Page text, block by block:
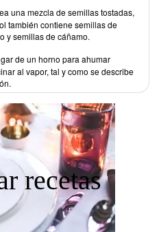
una mezcla de semillas tostadas,
también contiene semillas de
y semillas de cáñamo.
de un horno para ahumar
al vapor, tal y como se describe
recetas